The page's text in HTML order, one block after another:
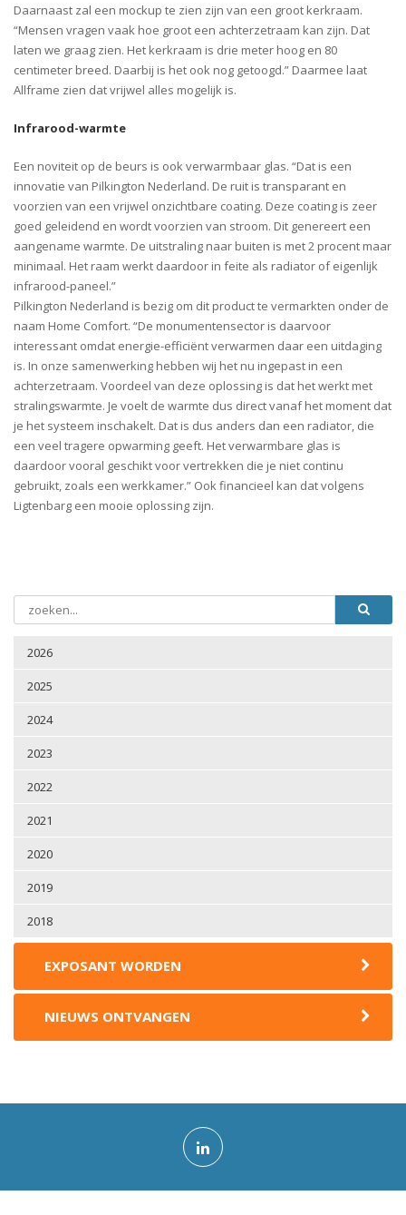
2026
2025
2024
2023
2022
2021
2020
2019
2018
EXPOSANT WORDEN
NIEUWS ONTVANGEN
Daarnaast zal een mockup te zien zijn van een groot kerkraam.
“Mensen vragen vaak hoe groot een achterzetraam kan zijn. Dat
laten we graag zien. Het kerkraam is drie meter hoog en 80
centimeter breed. Daarbij is het ook nog getoogd.” Daarmee laat
Allframe zien dat vrijwel alles mogelijk is.
Infrarood-warmte
Een noviteit op de beurs is ook verwarmbaar glas. “Dat is een
innovatie van Pilkington Nederland. De ruit is transparant en
voorzien van een vrijwel onzichtbare coating. Deze coating is zeer
goed geleidend en wordt voorzien van stroom. Dit genereert een
aangename warmte. De uitstraling naar buiten is met 2 procent maar
minimaal. Het raam werkt daardoor in feite als radiator of eigenlijk
infrarood-paneel.”
Pilkington Nederland is bezig om dit product te vermarkten onder de
naam Home Comfort. “De monumentensector is daarvoor
interessant omdat energie-efficiënt verwarmen daar een uitdaging
is. In onze samenwerking hebben wij het nu ingepast in een
achterzetraam. Voordeel van deze oplossing is dat het werkt met
stralingswarmte. Je voelt de warmte dus direct vanaf het moment dat
je het systeem inschakelt. Dat is dus anders dan een radiator, die
een veel tragere opwarming geeft. Het verwarmbare glas is
daardoor vooral geschikt voor vertrekken die je niet continu
gebruikt, zoals een werkkamer.” Ook financieel kan dat volgens
Ligtenbarg een mooie oplossing zijn.